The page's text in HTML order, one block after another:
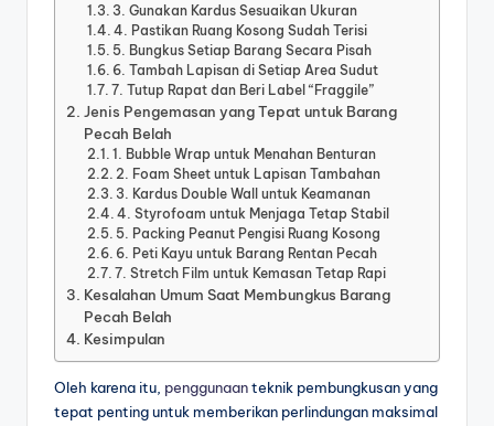
3. Gunakan Kardus Sesuaikan Ukuran
4. Pastikan Ruang Kosong Sudah Terisi
5. Bungkus Setiap Barang Secara Pisah
6. Tambah Lapisan di Setiap Area Sudut
7. Tutup Rapat dan Beri Label “Fraggile”
Jenis Pengemasan yang Tepat untuk Barang
Pecah Belah
1. Bubble Wrap untuk Menahan Benturan
2. Foam Sheet untuk Lapisan Tambahan
3. Kardus Double Wall untuk Keamanan
4. Styrofoam untuk Menjaga Tetap Stabil
5. Packing Peanut Pengisi Ruang Kosong
6. Peti Kayu untuk Barang Rentan Pecah
7. Stretch Film untuk Kemasan Tetap Rapi
Kesalahan Umum Saat Membungkus Barang
Pecah Belah
Kesimpulan
Oleh karena itu, penggunaanteknik pembungkusan yang
tepat penting untuk memberikan perlindungan maksimal